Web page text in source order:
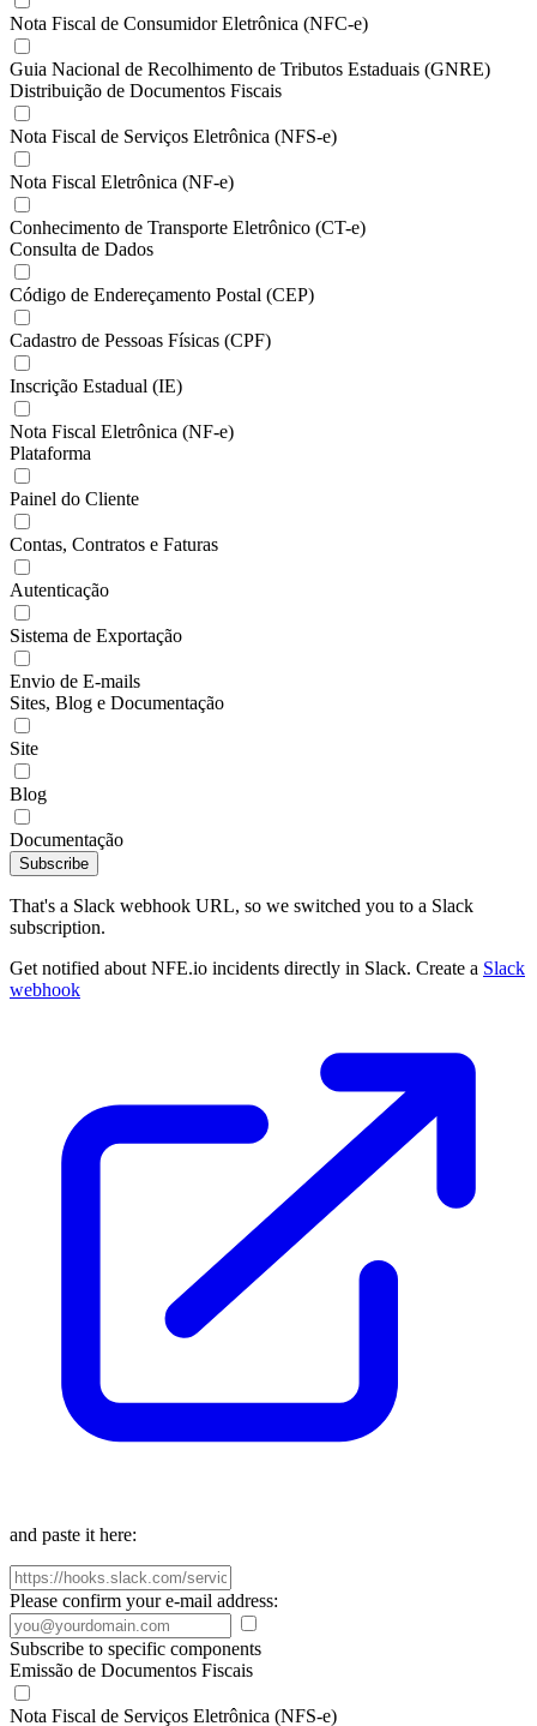
Nota Fiscal de Consumidor Eletrônica (NFC-e)
Guia Nacional de Recolhimento de Tributos Estaduais (GNRE)
Distribuição de Documentos Fiscais
Nota Fiscal de Serviços Eletrônica (NFS-e)
Nota Fiscal Eletrônica (NF-e)
Conhecimento de Transporte Eletrônico (CT-e)
Consulta de Dados
Código de Endereçamento Postal (CEP)
Cadastro de Pessoas Físicas (CPF)
Inscrição Estadual (IE)
Nota Fiscal Eletrônica (NF-e)
Plataforma
Painel do Cliente
Contas, Contratos e Faturas
Autenticação
Sistema de Exportação
Envio de E-mails
Sites, Blog e Documentação
Site
Blog
Documentação
Subscribe
That's a Slack webhook URL, so we switched you to a Slack
subscription.
Get notified about NFE.io incidents directly in Slack. Create a Slack
webhook
and paste it here:
Please confirm your e-mail address:
Subscribe to specific components
Emissão de Documentos Fiscais
Nota Fiscal de Serviços Eletrônica (NFS-e)